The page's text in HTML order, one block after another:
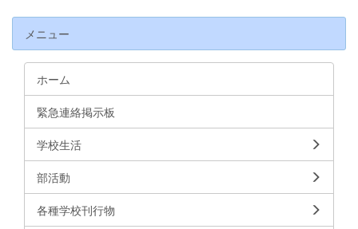
メニュー
ホーム
緊急連絡掲示板
学校生活
部活動
各種学校刊行物